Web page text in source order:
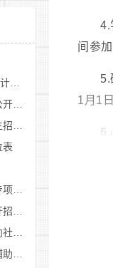
告
告
总
表
总
告
告
告
4.
间参
5.
1月1
6.
开招